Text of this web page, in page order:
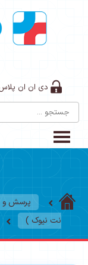
دی ان ان
پرسش و
نت نیوک )